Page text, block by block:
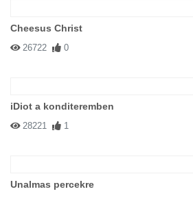
Cheesus Christ
26722 0
iDiot a konditeremben
28221 1
Unalmas percekre